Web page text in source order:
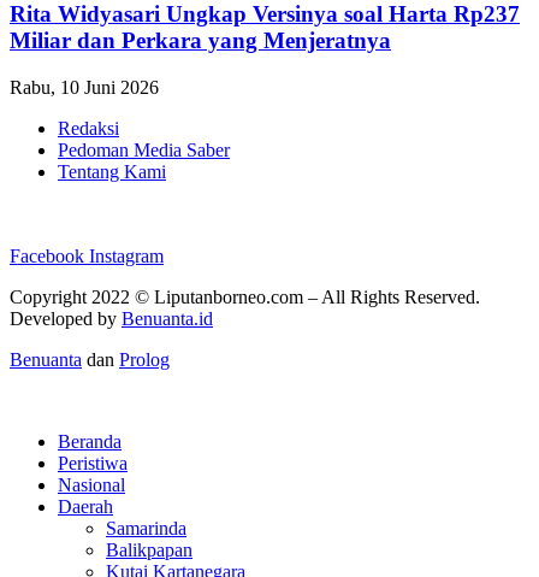
Rita Widyasari Ungkap Versinya soal Harta Rp237
Miliar dan Perkara yang Menjeratnya
Rabu, 10 Juni 2026
Redaksi
Pedoman Media Saber
Tentang Kami
Facebook Instagram
Copyright 2022 © Liputanborneo.com – All Rights Reserved.
Developed by Benuanta.id
Benuanta dan Prolog
Beranda
Peristiwa
Nasional
Daerah
Samarinda
Balikpapan
Kutai Kartanegara